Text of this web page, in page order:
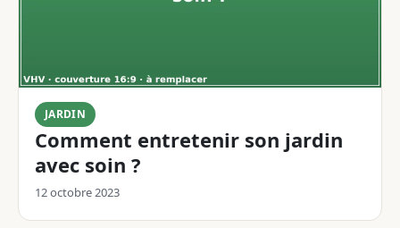
JARDIN
Comment entretenir son jardin
avec soin ?
12 octobre 2023